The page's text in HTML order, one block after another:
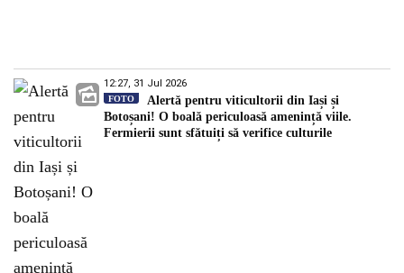
12:27, 31 Jul 2026
FOTO
Alertă pentru viticultorii din Iași și
Botoșani! O boală periculoasă amenință viile.
Fermierii sunt sfătuiți să verifice culturile